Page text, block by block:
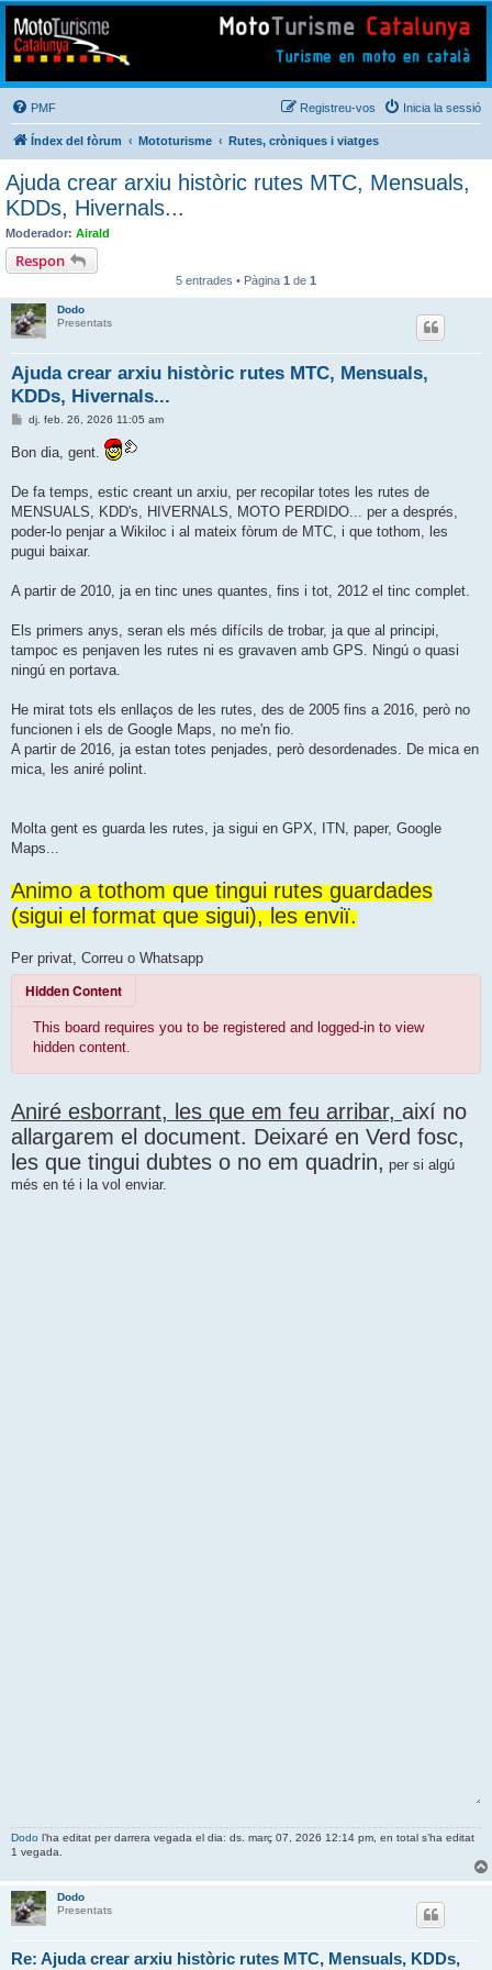
Mototurisme
Turisme en moto en català
PMF Inicia la sessió
Registreu-vos
Índex del fòrum Mototurisme Rutes, cròniques i viatges
Ajuda crear arxiu històric rutes MTC, Mensuals,
KDDs, Hivernals...
Moderador: Airald
Respon
5 entrades • Pàgina 1 de 1
Dodo
Presentats
Ajuda crear arxiu històric rutes MTC, Mensuals,
KDDs, Hivernals...
E
r
a
dj. feb. 26, 2026 11:05 am
Bon dia, gent.
De fa temps, estic creant un arxiu, per recopilar totes les rutes de
MENSUALS, KDD's, HIVERNALS, MOTO PERDIDO... per a després,
poder-lo penjar a Wikiloc i al mateix fòrum de MTC, i que tothom, les
pugui baixar.
A partir de 2010, ja en tinc unes quantes, fins i tot, 2012 el tinc complet.
Els primers anys, seran els més difícils de trobar, ja que al principi,
tampoc es penjaven les rutes ni es gravaven amb GPS. Ningú o quasi
ningú en portava.
He mirat tots els enllaços de les rutes, des de 2005 fins a 2016, però no
funcionen i els de Google Maps, no me'n fio.
A partir de 2016, ja estan totes penjades, però desordenades. De mica en
mica, les aniré polint.
Molta gent es guarda les rutes, ja sigui en GPX, ITN, paper, Google
Maps...
Animo a tothom que tingui rutes guardades
(sigui el format que sigui), les enviï.
Per privat, Correu o Whatsapp
Hidden Content
This board requires you to be registered and logged-in to view
hidden content.
Aniré esborrant, les que em feu arribar, així no
allargarem el document. Deixaré en Verd fosc,
les que tingui dubtes o no em quadrin, per si algú
més en té i la vol enviar.
Dodo l’ha editat per darrera vegada el dia: ds. març 07, 2026 12:14 pm, en total s’ha editat
1 vegada.
Dodo
Presentats
Re: Ajuda crear arxiu històric rutes MTC, Mensuals, KDDs,